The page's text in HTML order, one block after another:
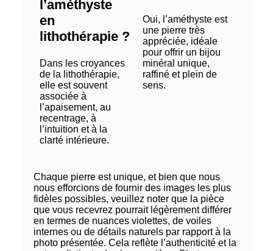
l’améthyste
en
lithothérapie ?
Dans les croyances
de la lithothérapie,
elle est souvent
associée à
l’apaisement, au
recentrage, à
l’intuition et à la
clarté intérieure.
Oui, l’améthyste est
une pierre très
appréciée, idéale
pour offrir un bijou
minéral unique,
raffiné et plein de
sens.
Chaque pierre est unique, et bien que nous
nous efforcions de fournir des images les plus
fidèles possibles, veuillez noter que la pièce
que vous recevrez pourrait légèrement différer
en termes de nuances violettes, de voiles
internes ou de détails naturels par rapport à la
photo présentée. Cela reflète l’authenticité et la